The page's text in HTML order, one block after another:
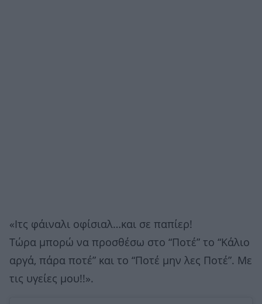
«Ιτς φάιναλι οφίσιαλ…και σε παπίερ!
Τώρα μπορώ να προσθέσω στο “Ποτέ” το “Κάλιο
αργά, πάρα ποτέ” και το “Ποτέ μην λες Ποτέ”. Με
τις υγείες μου!!».